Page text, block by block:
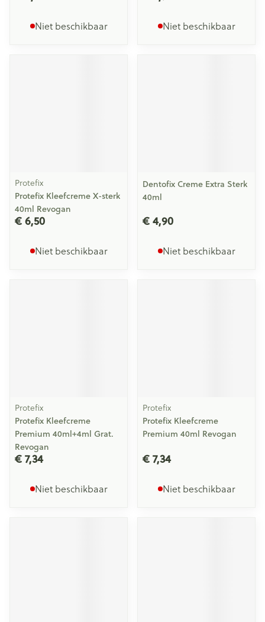
Niet beschikbaar Niet beschikbaar
Protefix
Protefix Kleefcreme X-sterk
40ml Revogan
€ 6,50
Niet beschikbaar
Dentofix Creme Extra Sterk
40ml
€ 4,90
Niet beschikbaar
Protefix
Protefix Kleefcreme
Premium 40ml+4ml Grat.
Revogan
€ 7,34
Niet beschikbaar
Protefix
Protefix Kleefcreme
Premium 40ml Revogan
€ 7,34
Niet beschikbaar